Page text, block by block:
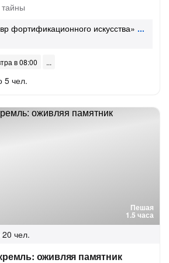
фортификационного искусства»
в 08:00
5 чел.
Пешая
1.5 часа
чел.
оживляя памятник